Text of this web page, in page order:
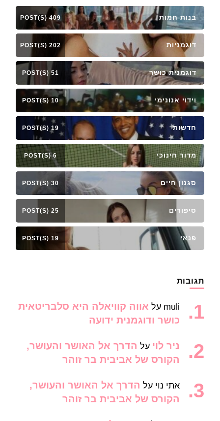
בנות חמות 409 POST(S)
דוגמניות 202 POST(S)
דוגמנית כושר 51 POST(S)
וידוי אנונימי 10 POST(S)
חדשות 19 POST(S)
מדור חינוכי 6 POST(S)
סגנון חיים 30 POST(S)
סיפורים 25 POST(S)
פנאי 19 POST(S)
תגובות
muli על אווה קוויאלה היא סלבריטאית
כושר ודוגמנית ידועה
ניר לוי על הדרך אל האושר והעושר,
הקורס של אביבית בר זוהר
אתי נוי על הדרך אל האושר והעושר,
הקורס של אביבית בר זוהר